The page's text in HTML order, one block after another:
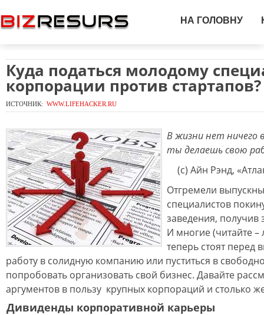
НА ГОЛОВНУ
Куда податься молодому
корпорации против стартапов?
ИСТОЧНИК: WWW.LIFEHACKER.RU
В жизни нет ничего
ты делаешь свою
(с) Айн Рэнд,
Отгремели
специалистов
заведения,
И многие (читайте
теперь стоят перед
работу в солидную компанию или пуститься в
попробовать организовать свой бизнес. Давайте
аргументов в пользу крупных корпораций и столько
Дивиденды корпоративной карьеры